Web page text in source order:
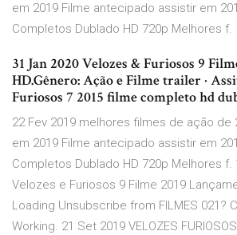
em 2019 Filme antecipado assistir em
Completos Dublado HD 720p Melhores f.
31 Jan 2020 Velozes & Furiosos 9
HD.Gênero: Ação e Filme trailer ·
Furiosos 7 2015 filme completo hd
22 Fev 2019 melhores filmes de ação de
em 2019 Filme antecipado assistir em
Completos Dublado HD 720p Melhores f.
Velozes e Furiosos 9 Filme 2019
Loading Unsubscribe from FILMES 021?
Working. 21 Set 2019 VELOZES